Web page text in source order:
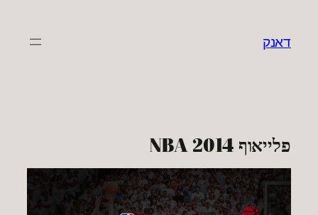
דאנק
פלייאוף NBA 2014